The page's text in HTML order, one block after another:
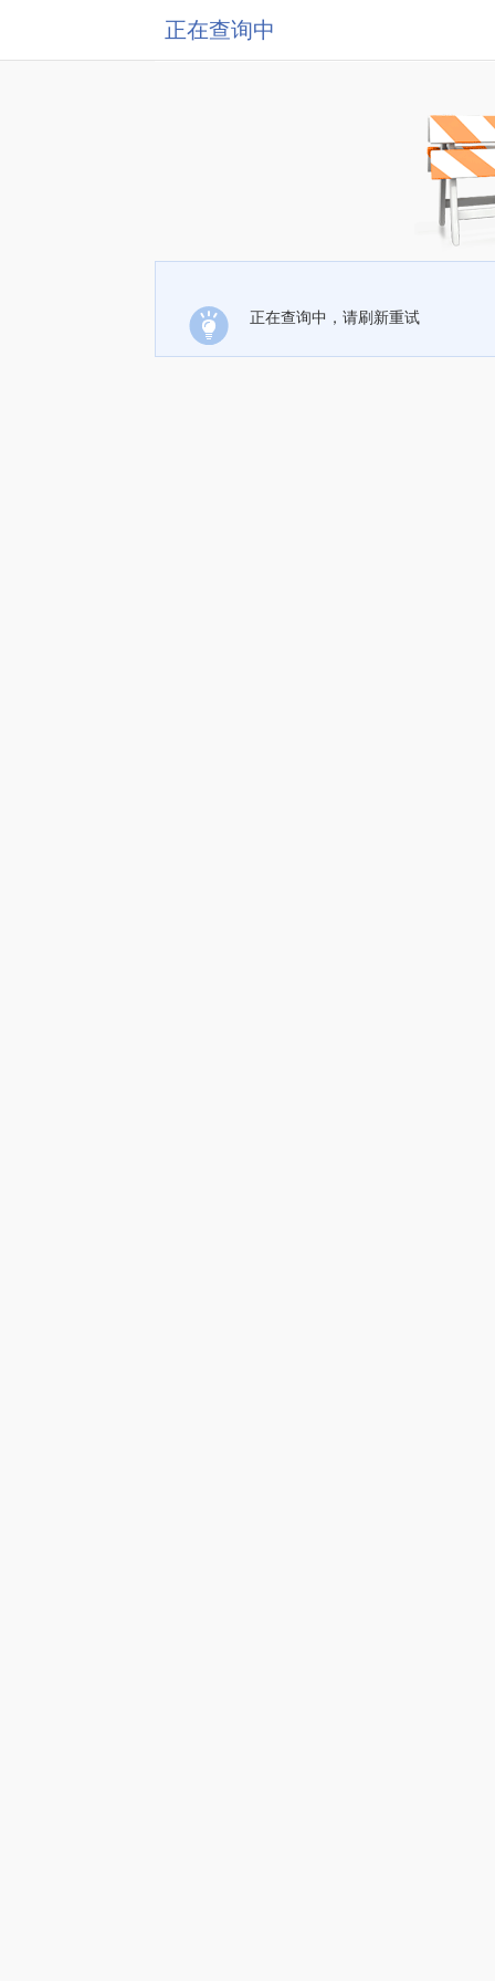
正在查询中
正在查询中，请刷新重试